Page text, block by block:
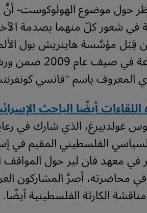
حول موضوع الهولوكوست- أنَّ
في شعور كلّ منهما بصدمة
قِبَل مؤسَّسة هاينريش بول
قسمٌ من المجموعة
المعروف باسم "فانسي
أيضًا الباحث
غولدبيرغ، الذي شارك في
الفلسطيني المقيم في
معهد فان لير حول المواقف
في محاضرته، أصرَّ المشاركون
الكارثة الفلسطينية أيضًا.